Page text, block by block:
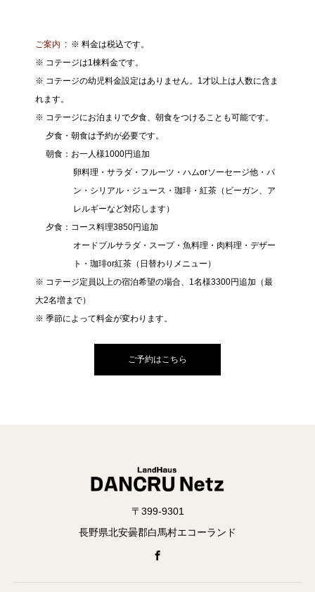
ご案内
※ 料金は税込です。
※ コテージは1棟料金です。
※ コテージの幼児料金設定はありません。1才以上は人数に含ま
れます。
※ コテージにお泊まりで夕食、朝食をつけることも可能です。
夕食・朝食は予約が必要です。
朝食：お一人様1000円追加
卵料理・サラダ・フルーツ・ハムorソーセージ他・パ
ン・シリアル・ジュース・珈琲・紅茶（ビーガン、ア
レルギーなど対応します）
夕食：コース料理3850円追加
オードブルサラダ・スープ・魚料理・肉料理・デザー
ト・珈琲or紅茶（日替わりメニュー）
※ コテージ定員以上の宿泊希望の場合、1名様3300円追加（最
大2名増まで）
※ 季節によって料金が変わります。
ご予約はこちら
〒399-9301
長野県北安曇郡白馬村エコーランド